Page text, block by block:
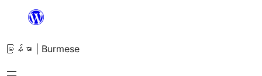
အကြောင်းအရာ
ကျော်သွား
ရန်
မြန်မာ | Burmese